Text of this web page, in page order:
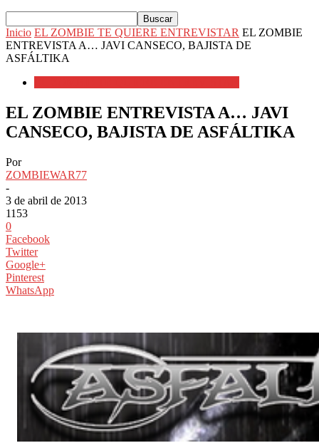
Inicio EL ZOMBIE TE QUIERE ENTREVISTAR EL ZOMBIE
ENTREVISTA A… JAVI CANSECO, BAJISTA DE
ASFÁLTIKA
EL ZOMBIE ENTREVISTA A… JAVI
CANSECO, BAJISTA DE ASFÁLTIKA
Por
ZOMBIEWAR77
-
3 de abril de 2013
1153
0
Facebook
Twitter
Google+
Pinterest
WhatsApp